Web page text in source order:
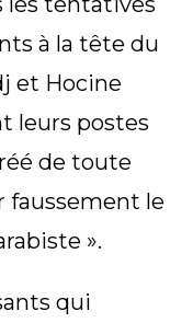
à la tête du
et Hocine
leurs postes
de toute
faussement le
».
qui